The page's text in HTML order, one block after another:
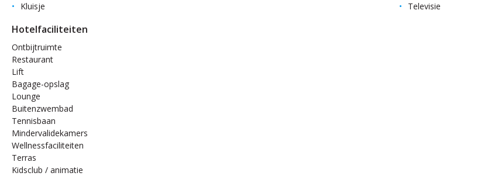
Kluisje
Televisie
Hotelfaciliteiten
Ontbijtruimte
Restaurant
Lift
Bagage-opslag
Lounge
Buitenzwembad
Tennisbaan
Mindervalidekamers
Wellnessfaciliteiten
Terras
Kidsclub / animatie